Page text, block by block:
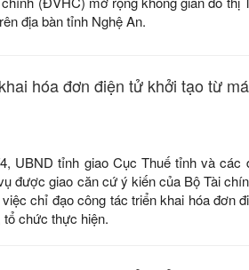
địa bàn tỉnh Nghệ An.
hóa đơn điện tử khởi tạo từ
UBND tỉnh giao Cục Thuế tỉnh và các
được giao căn cứ ý kiến của Bộ Tài
chỉ đạo công tác triển khai hóa đơn
chức thực hiện.